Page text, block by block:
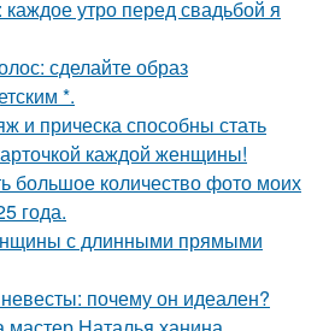
утро перед свадьбой я
сделайте образ
*.
и прическа способны стать
каждой женщины!
большое количество фото моих
года.
с длинными прямыми
почему он идеален?